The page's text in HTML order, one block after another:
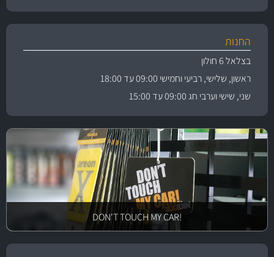
החנות
בצלאל 6 חולון
ראשון, שלישי, רביעי וחמישי 09:00 עד 18:00
שני, שישי וערבי חג 09:00 עד 15:00
!DON'T TOUCH MY CAR